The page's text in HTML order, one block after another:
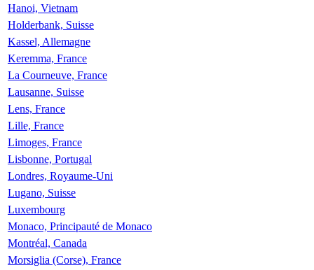
Hanoi, Vietnam
Holderbank, Suisse
Kassel, Allemagne
Keremma, France
La Courneuve, France
Lausanne, Suisse
Lens, France
Lille, France
Limoges, France
Lisbonne, Portugal
Londres, Royaume-Uni
Lugano, Suisse
Luxembourg
Monaco, Principauté de Monaco
Montréal, Canada
Morsiglia (Corse), France